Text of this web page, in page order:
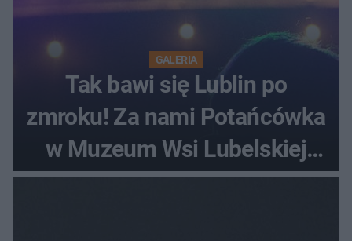
GALERIA
Tak bawi się Lublin po
zmroku! Za nami Potańcówka
w Muzeum Wsi Lubelskiej
[ZDJĘCIA]